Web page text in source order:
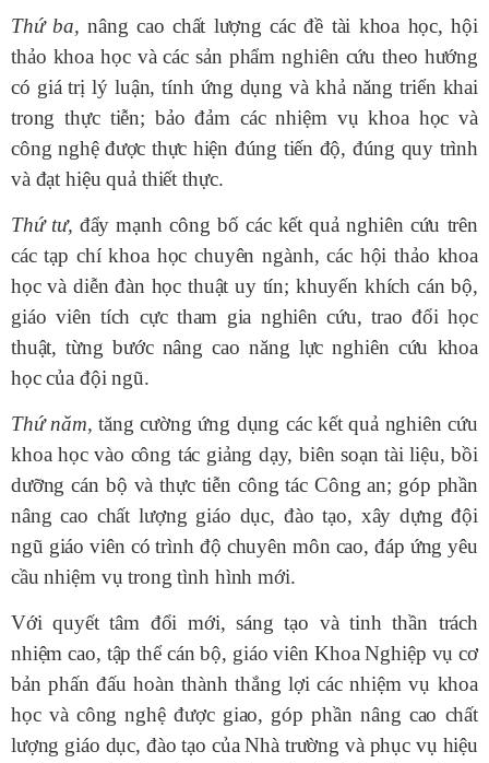
Thứ ba, nâng cao chất lượng các đề tài khoa học, hội
thảo khoa học và các sản phẩm nghiên cứu theo hướng
có giá trị lý luận, tính ứng dụng và khả năng triển khai
trong thực tiễn; bảo đảm các nhiệm vụ khoa học và
công nghệ được thực hiện đúng tiến độ, đúng quy trình
và đạt hiệu quả thiết thực.
Thứ tư, đẩy mạnh công bố các kết quả nghiên cứu trên
các tạp chí khoa học chuyên ngành, các hội thảo khoa
học và diễn đàn học thuật uy tín; khuyến khích cán bộ,
giáo viên tích cực tham gia nghiên cứu, trao đổi học
thuật, từng bước nâng cao năng lực nghiên cứu khoa
học của đội ngũ.
Thứ năm, tăng cường ứng dụng các kết quả nghiên cứu
khoa học vào công tác giảng dạy, biên soạn tài liệu, bồi
dưỡng cán bộ và thực tiễn công tác Công an; góp phần
nâng cao chất lượng giáo dục, đào tạo, xây dựng đội
ngũ giáo viên có trình độ chuyên môn cao, đáp ứng yêu
cầu nhiệm vụ trong tình hình mới.
Với quyết tâm đổi mới, sáng tạo và tinh thần trách
nhiệm cao, tập thể cán bộ, giáo viên Khoa Nghiệp vụ cơ
bản phấn đấu hoàn thành thắng lợi các nhiệm vụ khoa
học và công nghệ được giao, góp phần nâng cao chất
lượng giáo dục, đào tạo của Nhà trường và phục vụ hiệu